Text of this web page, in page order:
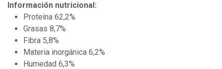
Información nutricional:
Proteína 62,2%
Grasas 8,7%
Fibra 5,8%
Materia inorgánica 6,2%
Humedad 6,3%